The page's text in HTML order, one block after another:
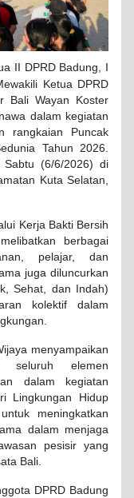
II DPRD Badung, I
Ketua DPRD
Bali Wayan Koster
dalam kegiatan
rangkaian Puncak
Tahun 2026.
Sabtu (6/6/2026) di
Kuta Selatan,
Kerja Bakti Bersih
berbagai
pelajar, dan
juga diluncurkan
Sehat, dan Indah)
kolektif dalam
menyampaikan
seluruh elemen
dalam kegiatan
Lingkungan Hidup
meningkatkan
dalam menjaga
pesisir yang
Bali.
DPRD Badung